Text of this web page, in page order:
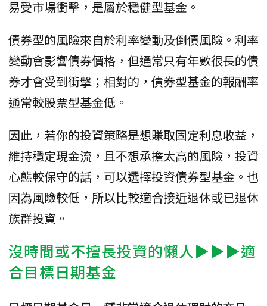
易受市場衝擊，是屬於穩健型基金。
債券型的風險來自於利率變動及倒債風險。利率
變動會影響債券價格，但通常只有年數很長的債
券才會受到衝擊；相對的，債券型基金的報酬率
通常較股票型基金低。
因此，若你的投資策略是想賺取固定利息收益，
維持穩定現金流，且不想承擔太高的風險，投資
心態較保守的話，可以選擇投資債券型基金。也
因為風險較低，所以比較適合接近退休或已退休
族群投資。
沒時間或不擅長投資的懶人▶▶▶適
合目標日期基金